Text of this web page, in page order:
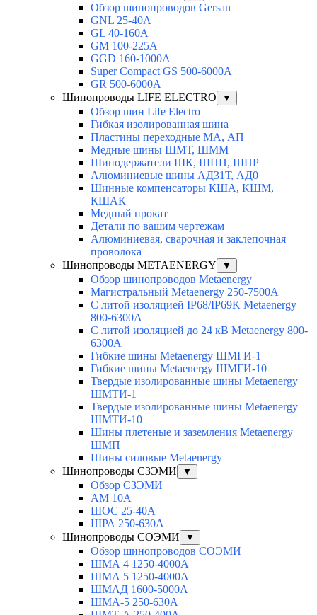
Обзор шинопроводов Gersan
GNL 25-40A
GL 40-160A
GM 100-225A
GGD 160-1000A
Super Compact GS 500-6000A
GR 500-6000A
Шинопроводы LIFE ELECTRO
▼
Обзор шин Life Electro
Гибкая изолированная шина
Пластины переходные МА, АП
Медные шины ШМТ, ШММ
Шинодержатели ШК, ШПП, ШПР
Алюминиевые шины АД31Т, АД0
Шинные компенсаторы КША, КШМ,
КШАК
Медный прокат
Детали по вашим чертежам
Алюминиевая, cварочная и заклепочная
проволока
Шинопроводы METAENERGY
▼
Обзор шинопроводов Metaenergy
Магистральный Metaenergy 250-7500A
С литой изоляцией IP68/IP69K Metaenergy
800-6300A
С литой изоляцией до 24 кВ Metaenergy 800-
6300A
Гибкие шины Metaenergy ШМГИ-1
Гибкие шины Metaenergy ШМГИ-10
Твердые изолированные шины Metaenergy
ШМТИ-1
Твердые изолированные шины Metaenergy
ШМТИ-10
Шины плетеные и заземления Metaenergy
ШМП
Шины силовые Metaenergy
Шинопроводы СЗЭМИ
▼
Обзор СЗЭМИ
АМ 10А
ШОС 25-40А
ШРА 250-630А
Шинопроводы СОЭМИ
▼
Обзор шинопроводов СОЭМИ
ШМА 4 1250-4000А
ШМА 5 1250-4000А
ШМАД 1600-5000А
ШМА-5 250-630А